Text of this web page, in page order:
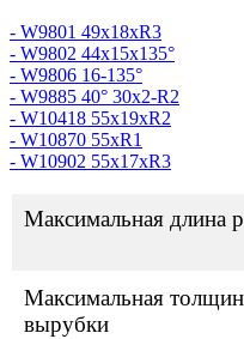
- W9801 49x18xR3
- W9802 44x15x135°
- W9806 16-135°
- W9885 40° 30x2-R2
- W10418 55x19xR2
- W10870 55xR1
- W10902 55x17xR3
Максимальная длина
Максимальная
вырубки